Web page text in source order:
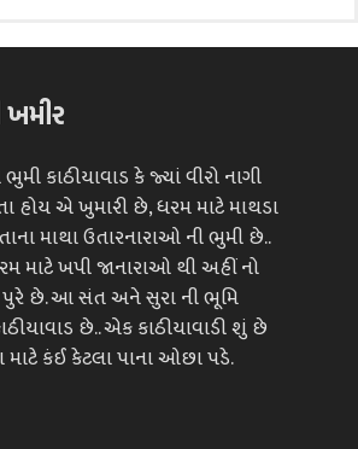
ખમીર
કાઠીયાવાડ કે જ્યાં વીરો નાગી
હોય એ ખુમારી છે, ધરમ માટે માથડા
માથા ઉતારનારાઓ ની ભુમી છે..
માટે ખપી જાનારાઓ થી અહીં નો
પુરે છે. આ સંત અને સુરા ની ભૂમિ
છે.. એક કાઠીયાવાડી શું છે
માટે કંઈ કેટલા પાના ઓછા પડે.